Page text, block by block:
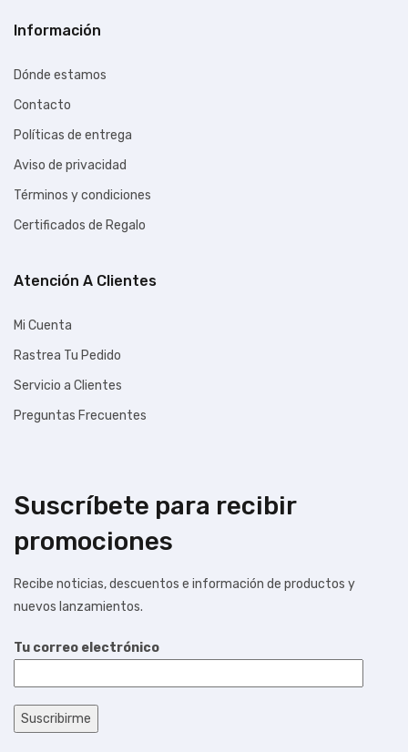
Información
Dónde estamos
Contacto
Políticas de entrega
Aviso de privacidad
Términos y condiciones
Certificados de Regalo
Atención A Clientes
Mi Cuenta
Rastrea Tu Pedido
Servicio a Clientes
Preguntas Frecuentes
Suscríbete para recibir
promociones
Recibe noticias, descuentos e información de productos y
nuevos lanzamientos.
Tu correo electrónico